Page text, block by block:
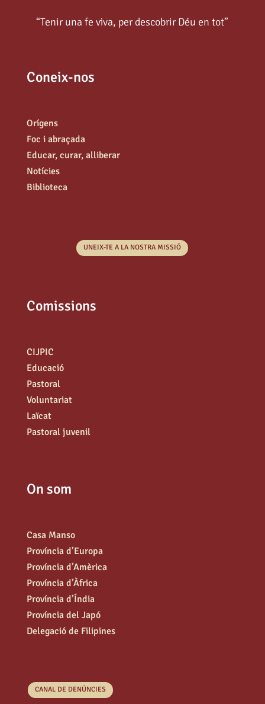
“Tenir una fe viva, per descobrir Déu en tot”
Coneix-nos
Orígens
Foc i abraçada
Educar, curar, alliberar
Notícies
Biblioteca
UNEIX-TE A LA NOSTRA MISSIÓ
Comissions
CIJPIC
Educació
Pastoral
Voluntariat
Laïcat
Pastoral juvenil
On som
Casa Manso
Província d’Europa
Província d’Amèrica
Província d’Àfrica
Província d’Índia
Província del Japó
Delegació de Filipines
CANAL DE DENÚNCIES